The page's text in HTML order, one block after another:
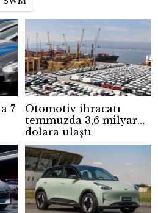
7
Otomotiv ihracatı
temmuzda 3,6 milyar
dolara ulaştı